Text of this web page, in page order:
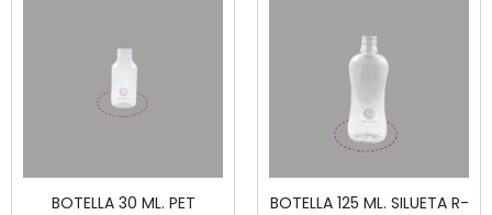
BOTELLA 30 ML. PET
BOTELLA 125 ML. SILUETA R-